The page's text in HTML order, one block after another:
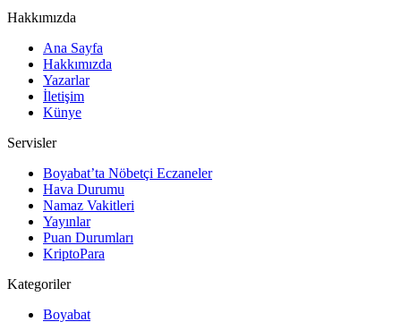
Hakkımızda
Ana Sayfa
Hakkımızda
Yazarlar
İletişim
Künye
Servisler
Boyabat’ta Nöbetçi Eczaneler
Hava Durumu
Namaz Vakitleri
Yayınlar
Puan Durumları
KriptoPara
Kategoriler
Boyabat